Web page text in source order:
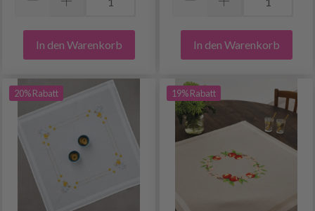
In den Warenkorb In den Warenkorb
20% Rabatt 19% Rabatt